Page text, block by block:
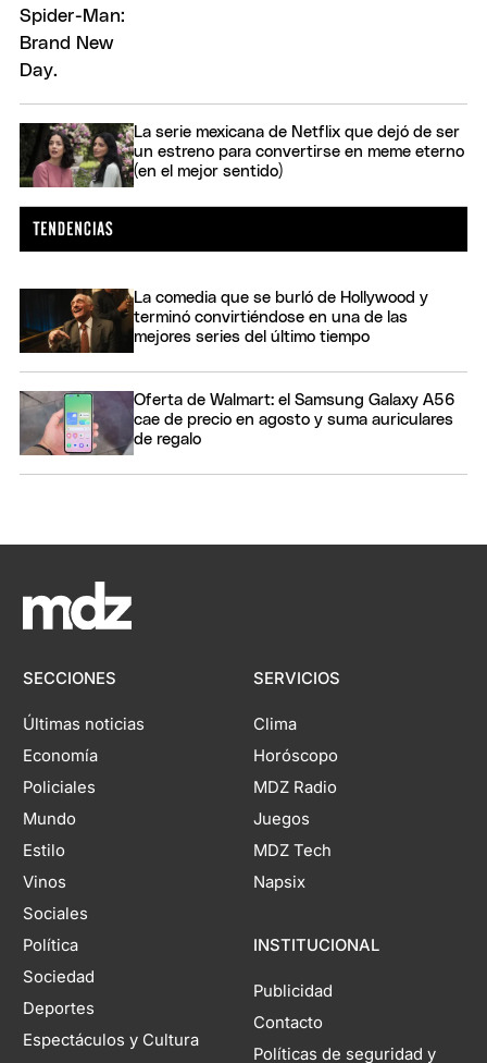
La serie mexicana de Netflix que dejó de ser
un estreno para convertirse en meme eterno
(en el mejor sentido)
La comedia que se burló de Hollywood y
terminó convirtiéndose en una de las
mejores series del último tiempo
Oferta de Walmart: el Samsung Galaxy A56
cae de precio en agosto y suma auriculares
de regalo
SECCIONES
Últimas noticias
Economía
Policiales
Mundo
Estilo
Vinos
Sociales
Política
Sociedad
Deportes
Espectáculos y Cultura
SERVICIOS
Clima
Horóscopo
MDZ Radio
Juegos
MDZ Tech
Napsix
INSTITUCIONAL
Publicidad
Contacto
Políticas de seguridad y